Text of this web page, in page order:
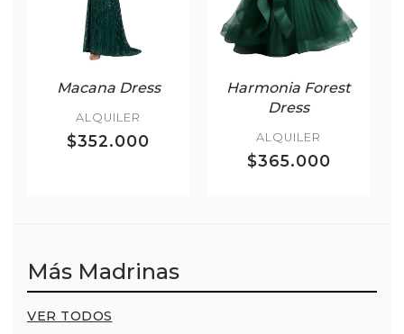
Macana Dress
ALQUILER
$352.000
Harmonia Forest
Dress
ALQUILER
$365.000
Más Madrinas
VER TODOS